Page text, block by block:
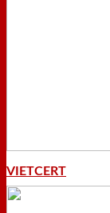
VIETCERT